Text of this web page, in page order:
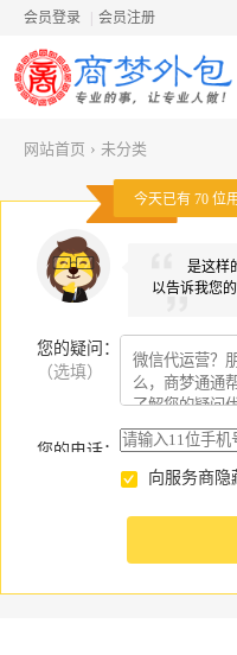
会员登录 会员注册
网站首页 › 未分类
今天已有 70 位
是这样
以告诉我您
您的疑问
（选填）
：
您的电话：
向服务商隐